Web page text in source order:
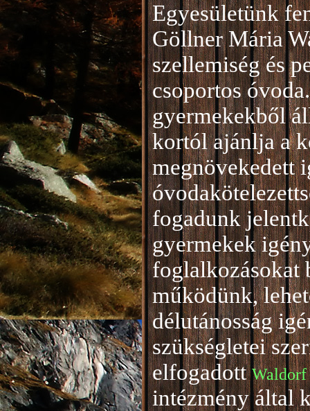
Egyesületünk
Göllner Mária
szellemiség és
csoportos
gyermekekből
kortól ajánlja a
megnövekedett
fogadunk
gyermekek
foglalkozásokat
működünk,
délutánosság
szükségletei
elfogadott Waldorf
intézmény által